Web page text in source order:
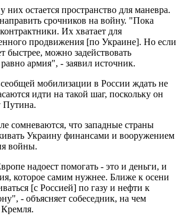
остается пространство для маневра.
срочников на войну. "Пока
Их хватает для
продвижения [по Украине]. Но если
быстрее, можно задействовать
армия", - заявил источник.
мобилизации в России ждать не
идти на такой шаг, поскольку он
Путина.
сомневаются, что западные страны
Украину финансами и вооружением
войны.
надоест помогать - это и деньги, и
которое самим нужнее. Ближе к осени
[с Россией] по газу и нефти к
- объясняет собеседник, на чем